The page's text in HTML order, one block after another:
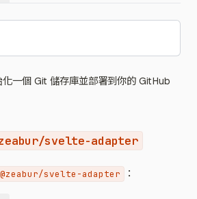
一個 Git 儲存庫並部署到你的 GitHub
svelte-adapter
@zeabur/svelte-adapter ：